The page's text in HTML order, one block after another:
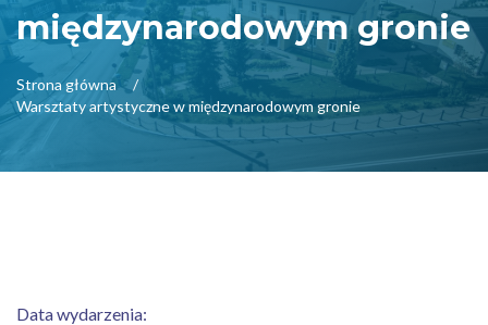
międzynarodowym gronie
Strona główna
Warsztaty artystyczne w międzynarodowym gronie
Data wydarzenia: